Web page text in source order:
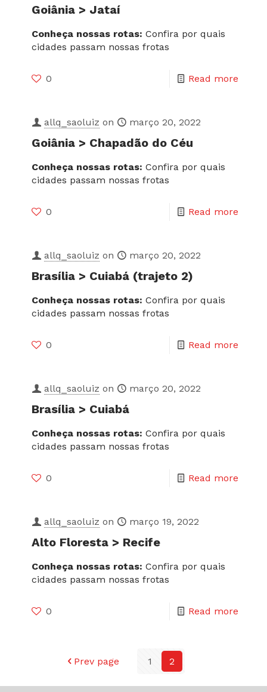
Goiânia > Jataí
Conheça nossas rotas: Confira por quais
cidades passam nossas frotas
0 Read more
allq_saoluiz on março 20, 2022
Goiânia > Chapadão do Céu
Conheça nossas rotas: Confira por quais
cidades passam nossas frotas
0 Read more
allq_saoluiz on março 20, 2022
Brasília > Cuiabá (trajeto 2)
Conheça nossas rotas: Confira por quais
cidades passam nossas frotas
0 Read more
allq_saoluiz on março 20, 2022
Brasília > Cuiabá
Conheça nossas rotas: Confira por quais
cidades passam nossas frotas
0 Read more
allq_saoluiz on março 19, 2022
Alto Floresta > Recife
Conheça nossas rotas: Confira por quais
cidades passam nossas frotas
0 Read more
Prev page 1 2